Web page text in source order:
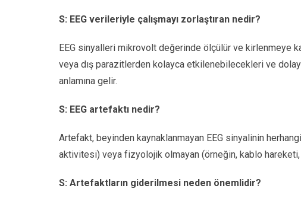
S: EEG verileriyle çalışmayı zorlaştıran nedir?
EEG sinyalleri mikrovolt değerinde ölçülür ve kirlenmeye
veya dış parazitlerden kolayca etkilenebilecekleri ve
anlamına gelir.
S: EEG artefaktı nedir?
Artefakt, beyinden kaynaklanmayan EEG sinyalinin
aktivitesi) veya fizyolojik olmayan (örneğin, kablo
S: Artefaktların giderilmesi neden önemlidir?